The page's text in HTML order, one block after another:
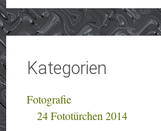
Kategorien
Fotografie
24 Fototürchen 2014